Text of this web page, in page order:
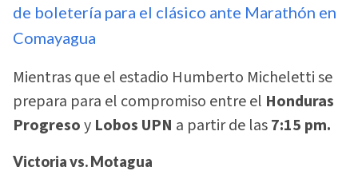
de boletería para el clásico ante Marathón en
Comayagua
Mientras que el estadio Humberto Micheletti se
prepara para el compromiso entre el Honduras
Progresoy Lobos UPN a partir de las7:15 pm.
Victoria vs. Motagua